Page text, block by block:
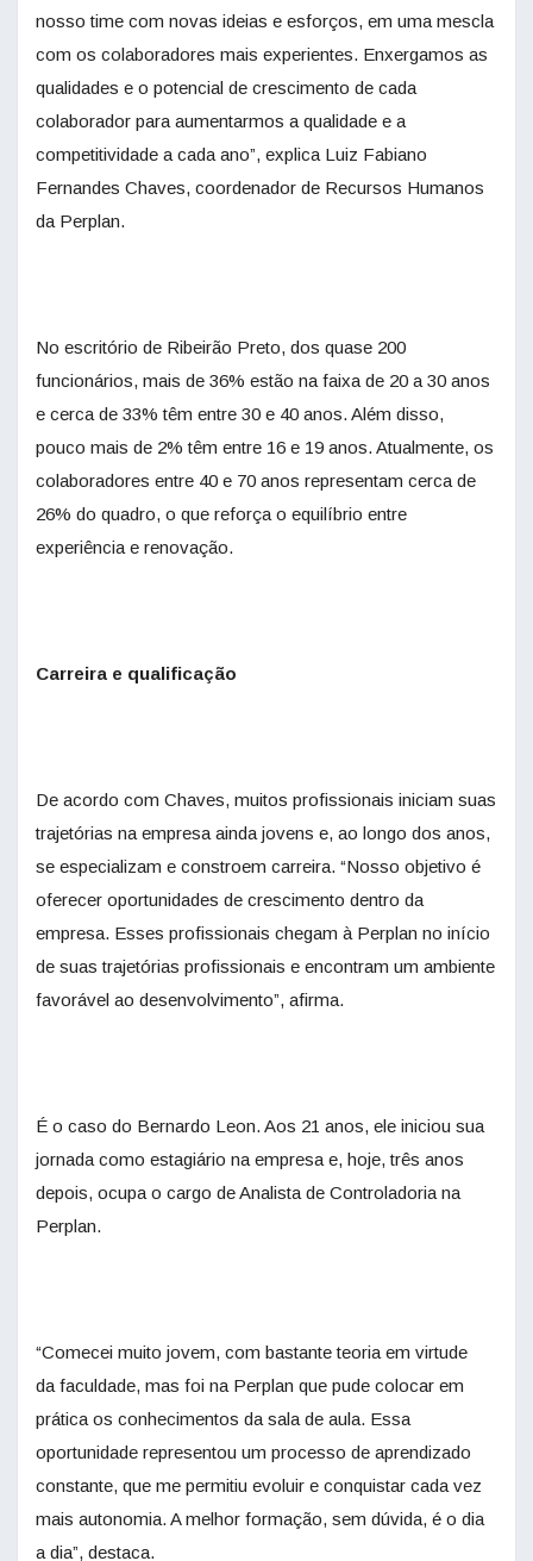
nosso time com novas ideias e esforços, em uma mescla
com os colaboradores mais experientes. Enxergamos as
qualidades e o potencial de crescimento de cada
colaborador para aumentarmos a qualidade e a
competitividade a cada ano”, explica Luiz Fabiano
Fernandes Chaves, coordenador de Recursos Humanos
da Perplan.
No escritório de Ribeirão Preto, dos quase 200
funcionários, mais de 36% estão na faixa de 20 a 30 anos
e cerca de 33% têm entre 30 e 40 anos. Além disso,
pouco mais de 2% têm entre 16 e 19 anos. Atualmente, os
colaboradores entre 40 e 70 anos representam cerca de
26% do quadro, o que reforça o equilíbrio entre
experiência e renovação.
Carreira e qualificação
De acordo com Chaves, muitos profissionais iniciam suas
trajetórias na empresa ainda jovens e, ao longo dos anos,
se especializam e constroem carreira. “Nosso objetivo é
oferecer oportunidades de crescimento dentro da
empresa. Esses profissionais chegam à Perplan no início
de suas trajetórias profissionais e encontram um ambiente
favorável ao desenvolvimento”, afirma.
É o caso do Bernardo Leon. Aos 21 anos, ele iniciou sua
jornada como estagiário na empresa e, hoje, três anos
depois, ocupa o cargo de Analista de Controladoria na
Perplan.
“Comecei muito jovem, com bastante teoria em virtude
da faculdade, mas foi na Perplan que pude colocar em
prática os conhecimentos da sala de aula. Essa
oportunidade representou um processo de aprendizado
constante, que me permitiu evoluir e conquistar cada vez
mais autonomia. A melhor formação, sem dúvida, é o dia
a dia”, destaca.